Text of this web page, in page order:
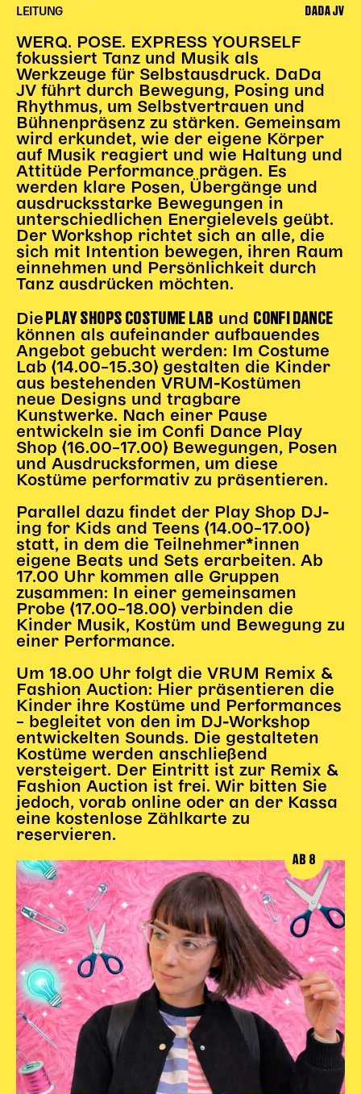
Begleitmaterial
TheaterPaket
Partnerklasse + Partnerschule
Schulabenteuernacht
Probenklasse
Theaterklasse
Vorstellungen für pädagogische Institutionen
Angebote für Pädagog*innen
PädagogikClub
Sommerfest
Open House
Newsletter für pädagogische Institutionen
DIGITALE BÜHNE
Gl!tch4
Wem gehört die Bühne?
House of Hybrid Rebels
HAUS
Unser Blog
Team
Künstler*innen 2025/26
Bühnen + Studios
Leitlinien
Kulturpatenschaft
Partner*innen
SERVICE
Karten + Preise
Anfahrt
Vermietung
Café
Newsletter
SPENDEN + FÖRDERN
Translate to English
SUCHESuchbegriffe
Suchen
LEITUNG DADA JV
WERQ. POSE. EXPRESS YOURSELF
fokussiert Tanz und Musik als
Werkzeuge für Selbstausdruck. DaDa
JV führt durch Bewegung, Posing und
Rhythmus, um Selbstvertrauen und
Bühnenpräsenz zu stärken. Gemeinsam
wird erkundet, wie der eigene Körper
auf Musik reagiert und wie Haltung und
Attitüde Performance prägen. Es
werden klare Posen, Übergänge und
ausdrucksstarke Bewegungen in
unterschiedlichen Energielevels geübt.
Der Workshop richtet sich an alle, die
sich mit Intention bewegen, ihren Raum
einnehmen und Persönlichkeit durch
Tanz ausdrücken möchten.
Die PLAY SHOPS COSTUME LAB undCONFI DANCE
können als aufeinander aufbauendes
Angebot gebucht werden: Im Costume
Lab (14.00–15.30) gestalten die Kinder
aus bestehenden VRUM-Kostümen
neue Designs und tragbare
Kunstwerke. Nach einer Pause
entwickeln sie im Confi Dance Play
Shop (16.00–17.00) Bewegungen, Posen
und Ausdrucksformen, um diese
Kostüme performativ zu präsentieren.
Parallel dazu findet der Play Shop DJ-
ing for Kids and Teens (14.00–17.00)
statt, in dem die Teilnehmer*innen
eigene Beats und Sets erarbeiten. Ab
17.00 Uhr kommen alle Gruppen
zusammen: In einer gemeinsamen
Probe (17.00–18.00) verbinden die
Kinder Musik, Kostüm und Bewegung zu
einer Performance.
Um 18.00 Uhr folgt die VRUM Remix &
Fashion Auction: Hier präsentieren die
Kinder ihre Kostüme und Performances
– begleitet von den im DJ-Workshop
entwickelten Sounds. Die gestalteten
Kostüme werden anschließend
versteigert. Der Eintritt ist zur Remix &
Fashion Auction ist frei. Wir bitten Sie
jedoch, vorab online oder an der Kassa
eine kostenlose Zählkarte zu
reservieren.
AB 8